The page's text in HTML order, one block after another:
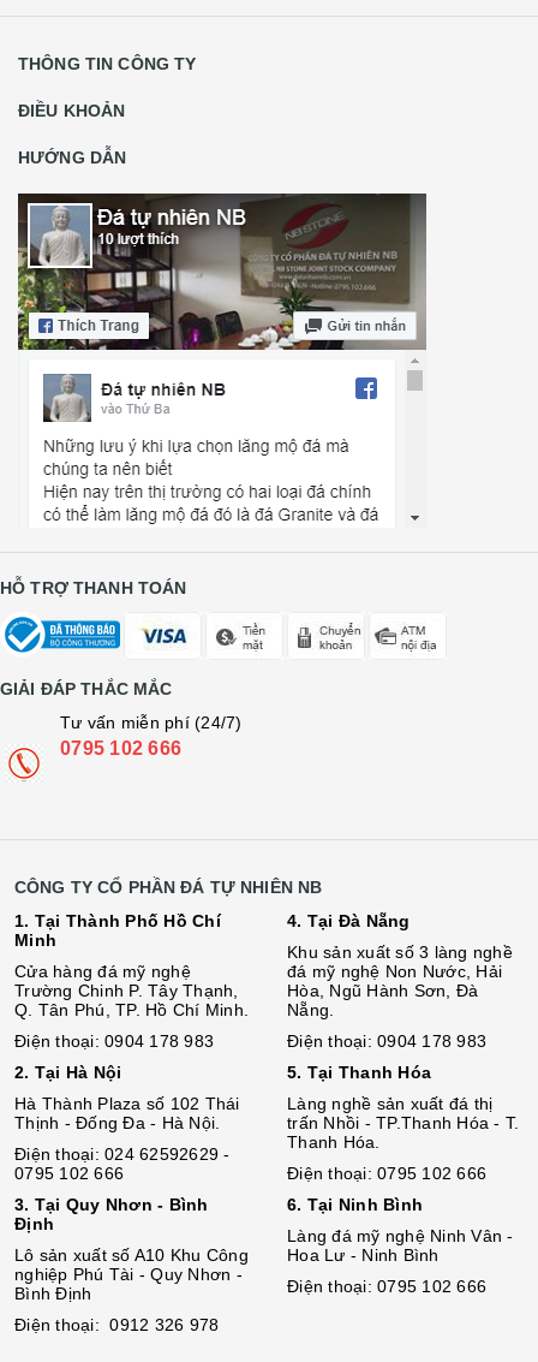
THÔNG TIN CÔNG TY
ĐIỀU KHOẢN
HƯỚNG DẪN
HỖ TRỢ THANH TOÁN
GIẢI ĐÁP THẮC MẮC
Tư vấn miễn phí (24/7)
0795 102 666
CÔNG TY CỔ PHẦN ĐÁ TỰ NHIÊN NB
1. Tại Thành Phố Hồ Chí
Minh
Cửa hàng đá mỹ nghệ
Trường Chinh P. Tây Thạnh,
Q. Tân Phú, TP. Hồ Chí Minh.
Điện thoại: 0904 178 983
2. Tại Hà Nội
Hà Thành Plaza số 102 Thái
Thịnh - Đống Đa - Hà Nội.
Điện thoại: 024 62592629 -
0795 102 666
3. Tại Quy Nhơn - Bình
Định
Lô sản xuất số A10 Khu Công
nghiệp Phú Tài - Quy Nhơn -
Bình Định
Điện thoại: 0912 326 978
4. Tại Đà Nẵng
Khu sản xuất số 3 làng nghề
đá mỹ nghệ Non Nước, Hải
Hòa, Ngũ Hành Sơn, Đà
Nẵng.
Điện thoại: 0904 178 983
5. Tại Thanh Hóa
Làng nghề sản xuất đá thị
trấn Nhồi - TP.Thanh Hóa - T.
Thanh Hóa.
Điện thoại: 0795 102 666
6. Tại Ninh Bình
Làng đá mỹ nghệ Ninh Vân -
Hoa Lư - Ninh Bình
Điện thoại: 0795 102 666